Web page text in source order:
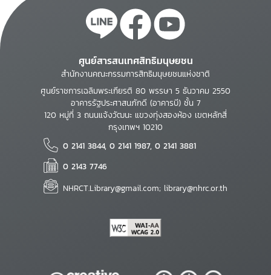
ศูนย์สารสนเทศสิทธิมนุษยชน
สำนักงานคณะกรรมการสิทธิมนุษยชนแห่งชาติ
ศูนย์ราชการเฉลิมพระเกียรติ 80 พรรษา 5 ธันวาคม 2550
อาคารรัฐประศาสนภักดี (อาคารบี) ชั้น 7
120 หมู่ที่ 3 ถนนแจ้งวัฒนะ แขวงทุ่งสองห้อง เขตหลักสี่
กรุงเทพฯ 10210
0 2141 3844, 0 2141 1987, 0 2141 3881
0 2143 7746
NHRCT.Library@gmail.com; library@nhrc.or.th